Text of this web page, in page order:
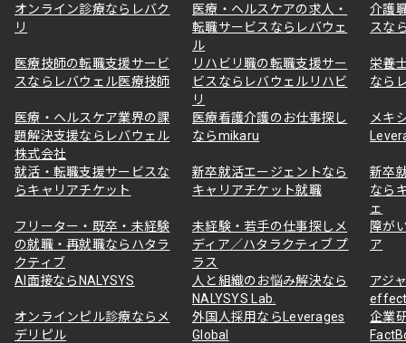
オンライン診療ならレバク
リ
医療・ヘルスケアの求人・
転職サービスならレバウェ
ル
介護
スな
医療技師の転職支援サービ
スならレバウェル医療技師
リハビリ職の転職支援サー
ビスならレバウェルリハビ
リ
栄養
なら
医療・ヘルスケア業界の課
題解決支援ならレバウェル
株式会社
医療看護介護のお仕事探し
ならmikaru
メキ
就活・転職支援サービスな
らキャリアチケット
新卒就活エージェントなら
キャリアチケット就職
新卒
なら
ェ
フリーター・既卒・未経験
の就職・再就職ならハタラ
クティブ
未経験・若手の仕事探しメ
ディア／ハタラクティブ プ
ラス
障が
ア
AI面接ならNALYSYS
人と組織のお悩み解決なら
NALYSYS Lab.
アジ
オンラインピル診療ならメ
デリピル
外国人採用ならLeverages
Global
企業